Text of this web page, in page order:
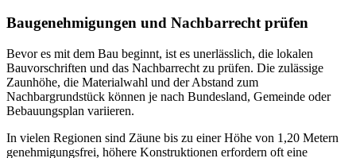
Baugenehmigungen und Nachbarrecht prüfen
Bevor es mit dem Bau beginnt, ist es unerlässlich, die lokalen
Bauvorschriften und das Nachbarrecht zu prüfen. Die zulässige
Zaunhöhe, die Materialwahl und der Abstand zum
Nachbargrundstück können je nach Bundesland, Gemeinde oder
Bebauungsplan variieren.
In vielen Regionen sind Zäune bis zu einer Höhe von 1,20 Metern
genehmigungsfrei, höhere Konstruktionen erfordern oft eine